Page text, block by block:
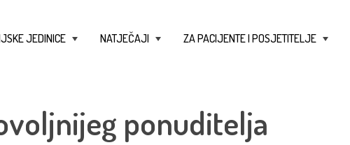
JEDINICE NATJEČAJI ZA PACIJENTE I POSJETITELJE
ponuditelja